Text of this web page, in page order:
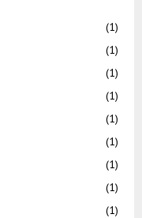
(1)
(1)
(1)
(1)
(1)
(1)
(1)
(1)
(1)